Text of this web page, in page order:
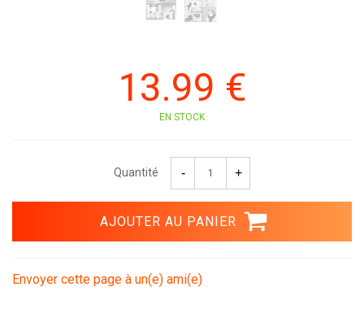
13.99 €
EN STOCK
Quantité
Envoyer cette page à un(e) ami(e)